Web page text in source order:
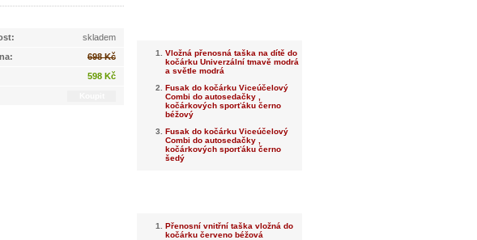
skladem
698 Kč
598 Kč
Vložná přenosná taška na dítě do
kočárku Univerzální tmavě modrá
a světle modrá
Fusak do kočárku Viceúčelový
Combi do autosedačky ,
kočárkových sporťáku černo
béžový
Fusak do kočárku Viceúčelový
Combi do autosedačky ,
kočárkových sporťáku černo
šedý
Přenosní vnitřní taška vložná do
kočárku červeno béžová